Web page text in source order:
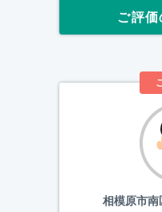
ご評価
相模原市南